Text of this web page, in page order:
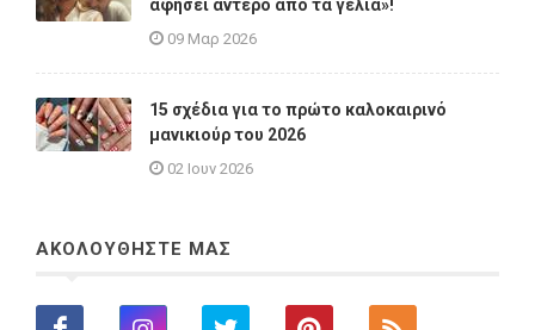
αφήσει άντερο από τα γέλια»!
09 Μαρ 2026
15 σχέδια για το πρώτο καλοκαιρινό
μανικιούρ του 2026
02 Ιουν 2026
ΑΚΟΛΟΥΘΗΣΤΕ ΜΑΣ